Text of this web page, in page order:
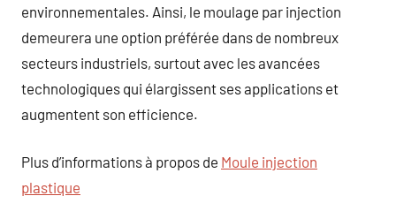
environnementales. Ainsi, le moulage par injection
demeurera une option préférée dans de nombreux
secteurs industriels, surtout avec les avancées
technologiques qui élargissent ses applications et
augmentent son efficience.
Plus d’informations à propos de Moule injection
plastique